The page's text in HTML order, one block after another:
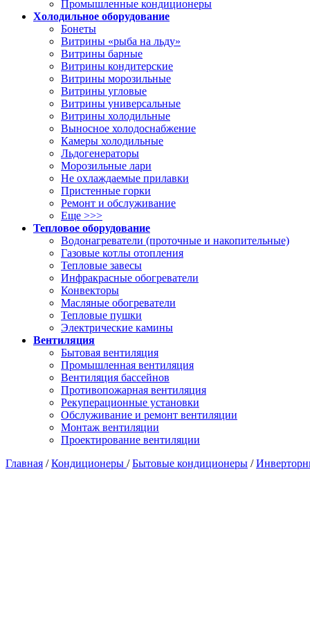
Промышленные кондиционеры
Холодильное оборудование
Бонеты
Витрины «рыба на льду»
Витрины барные
Витрины кондитерские
Витрины морозильные
Витрины угловые
Витрины универсальные
Витрины холодильные
Выносное холодоснабжение
Камеры холодильные
Льдогенераторы
Морозильные лари
Не охлаждаемые прилавки
Пристенные горки
Ремонт и обслуживание
Еще >>>
Тепловое оборудование
Водонагреватели (проточные и накопительные)
Газовые котлы отопления
Тепловые завесы
Инфракрасные обогреватели
Конвекторы
Масляные обогреватели
Тепловые пушки
Электрические камины
Вентиляция
Бытовая вентиляция
Промышленная вентиляция
Вентиляция бассейнов
Противопожарная вентиляция
Рекуперационные установки
Обслуживание и ремонт вентиляции
Монтаж вентиляции
Проектирование вентиляции
Главная /Кондиционеры /Бытовые кондиционеры /